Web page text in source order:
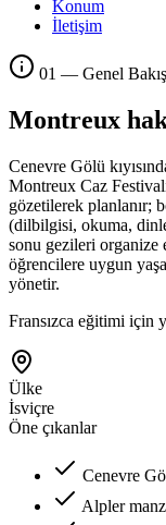
Konum
İletişim
01 — Genel Bakış
Montreux
Cenevre Gölü
Montreux Caz
gözetilerek planlanır;
(dilbilgisi, okuma,
sonu gezileri organize
öğrencilere uygun
yönetir.
Fransızca eğitimi için
Ülke
İsviçre
Öne çıkanlar
Cenevre
Alpler